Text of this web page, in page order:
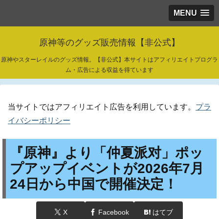
MENU
原神等のグッズ販売情報【非公式】
原神やスターレイルのグッズ情報。【非公式】本サイトはアフィリエイトプログラ
ム・広告による収益を得ています
当サイトではアフィリエイト広告を利用しています。 プラ
イバシーポリシー
『原神』より「仲夏派对」ポッ
プアップイベントが2026年7月
24日から中国で開催決定！
X Facebook はてブ